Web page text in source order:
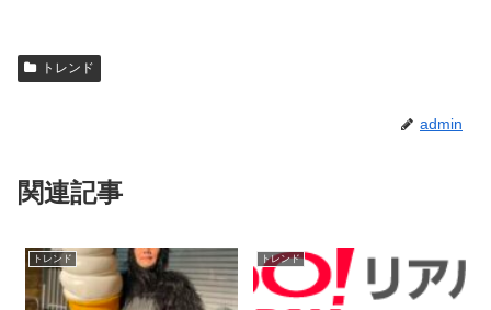
トレンド
admin
関連記事
トレンド トレンド